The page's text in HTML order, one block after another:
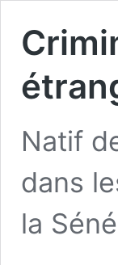
Natif
dans
la